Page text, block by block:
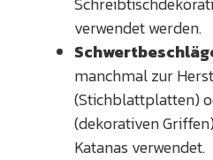
verwendet werden.
manchmal zur
(Stichblattplatten)
(dekorativen
Katanas verwendet.